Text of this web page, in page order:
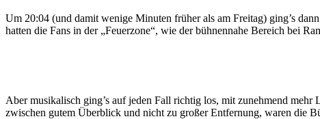
Um 20:04 (und damit wenige Minuten früher als am Freitag) ging’s
hatten die Fans in der „Feuerzone“, wie der bühnennahe Bereich bei
Aber musikalisch ging’s auf jeden Fall richtig los, mit zunehmend
zwischen gutem Überblick und nicht zu großer Entfernung, waren die